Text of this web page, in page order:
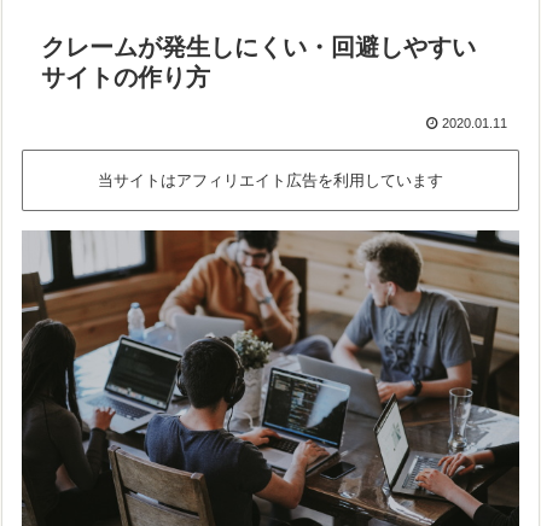
クレームが発生しにくい・回避しやすい
サイトの作り方
2020.01.11
当サイトはアフィリエイト広告を利用しています